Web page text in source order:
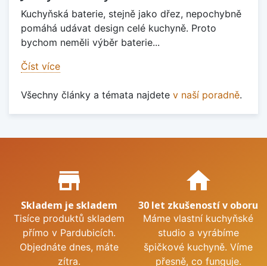
Kuchyňská baterie, stejně jako dřez, nepochybně
pomáhá udávat design celé kuchyně. Proto
bychom neměli výběr baterie...
Číst více
Všechny články a témata najdete v naší poradně.
Proč nakupovat u nás?
store_mall_directory
Skladem je skladem
Tisíce produktů skladem
přímo v Pardubicích.
Objednáte dnes, máte
zítra.
home
30 let zkušeností v oboru
Máme vlastní kuchyňské
studio a vyrábíme
špičkové kuchyně. Víme
přesně, co funguje.